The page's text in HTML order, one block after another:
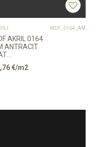
MDF_0164_AM
AKRIL 0164
ANTRACIT
€/m2